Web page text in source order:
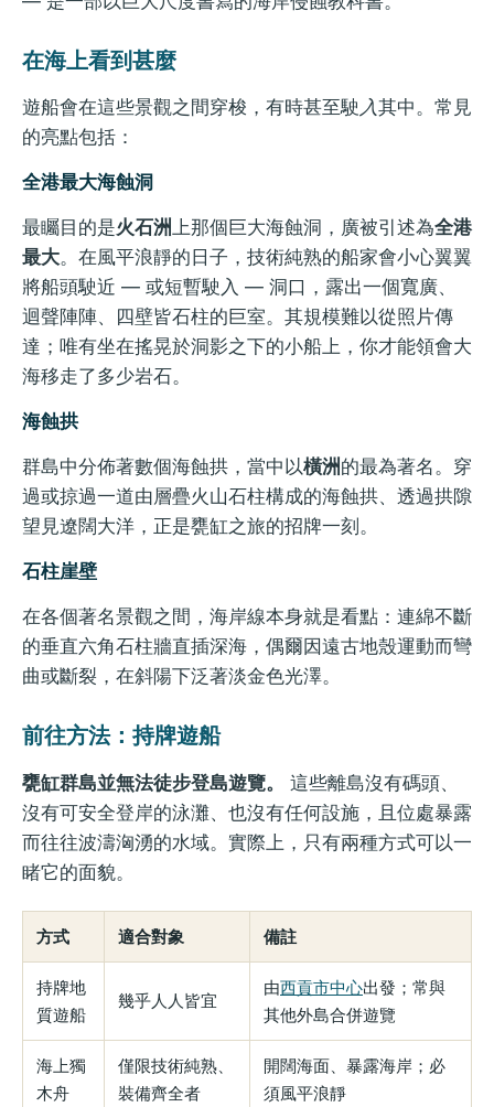
在海上看到甚麼
遊船會在這些景觀之間穿梭，有時甚至駛 入其中。常見
的亮點包括：
全港最大海蝕洞
最矚目的是火石洲上那個巨大海蝕洞，廣被引述為全港
最大。在風平浪靜的日子，技術純熟的船家會小心翼翼
將船頭駛近 — 或短暫駛入 — 洞口，露出一個寬廣、
迴聲陣陣、四壁皆石柱的巨室。其規模難以從照片傳
達；唯有坐在搖晃於洞影之下的小船上，你才能領會大
海移走了多少岩石。
海蝕拱
群島中分佈著數個海蝕拱，當中以橫洲的最為著名。穿
過或掠過一道由層疊火山石柱構成的海蝕拱、透過拱隙
望見遼闊大洋，正是甕缸之旅的招牌一刻。
石柱崖壁
在各個著名景觀之間，海岸線本身就是看點：連綿不斷
的垂直六角石柱牆直插深海，偶爾因遠古地殼運動而彎
曲或斷裂，在斜陽下泛著淡金色光澤。
前往方法：持牌遊船
甕缸群島並無法徒步登島遊覽。
這些離島沒有碼頭、
沒有可安全登岸的泳灘、也沒有任何設施，且位處暴露
而往往波濤洶湧的水域。實際上，只有兩種方式可以一
睹它的面貌。
方式 適合對象 備註
持牌地
質遊船
幾乎人人皆宜
由西貢市中心出發；常與
其他外島合併遊覽
海上獨
木舟
僅限技術純熟、
裝備齊全者
開闊海面、暴露海岸；必
須風平浪靜